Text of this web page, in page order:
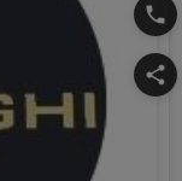
phone
share